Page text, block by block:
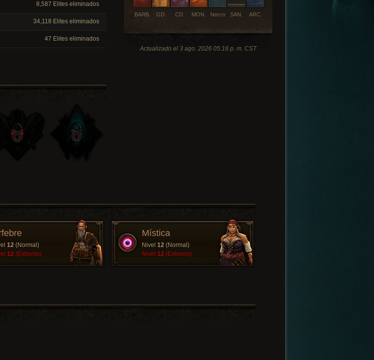
ARC.
BARB. CD.
GD. MON. Necro SAN.
Actualizado el 3 ago. 2026 05:16 p. m. CST
8,587 Elites eliminados
34,118 Elites eliminados
47 Elites eliminados
12 (Normal)
12 (Extremo)
Mística
Nivel 12 (Normal)
Nivel 12 (Extremo)